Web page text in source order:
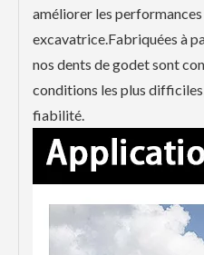
améliorer les
excavatrice.Fabriquées à
nos dents de godet sont
conditions les plus
fiabilité.